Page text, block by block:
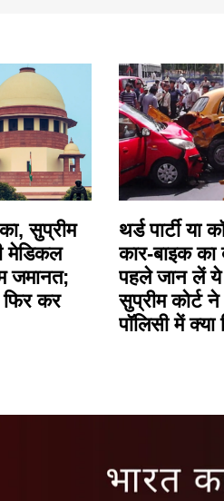
सुप्रीम
मेडिकल
जमानत;
फिर कर
थर्ड पार्टी या
कार-बाइक का
पहले जान लें ये
सुप्रीम कोर्ट
पॉलिसी में क्या